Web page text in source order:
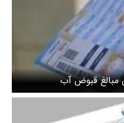
مبالغ قبوض آب